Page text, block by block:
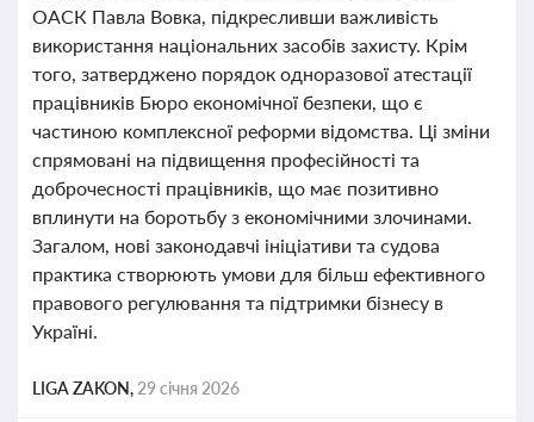
ОАСК Павла Вовка, підкресливши важливість
використання національних засобів захисту. Крім
того, затверджено порядок одноразової атестації
працівників Бюро економічної безпеки, що є
частиною комплексної реформи відомства. Ці зміни
спрямовані на підвищення професійності та
доброчесності працівників, що має позитивно
вплинути на боротьбу з економічними злочинами.
Загалом, нові законодавчі ініціативи та судова
практика створюють умови для більш ефективного
правового регулювання та підтримки бізнесу в
Україні.
LIGA ZAKON, 29 січня 2026